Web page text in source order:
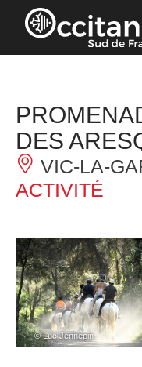
Panneau de gestion
DES
VIC-LA-
ACTIVITÉ
– © Luc Jennepin